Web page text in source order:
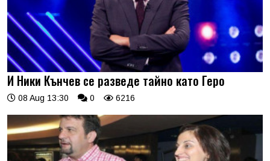
И Ники Кънчев се разведе тайно като Геро
08 Aug 13:30 0 6216